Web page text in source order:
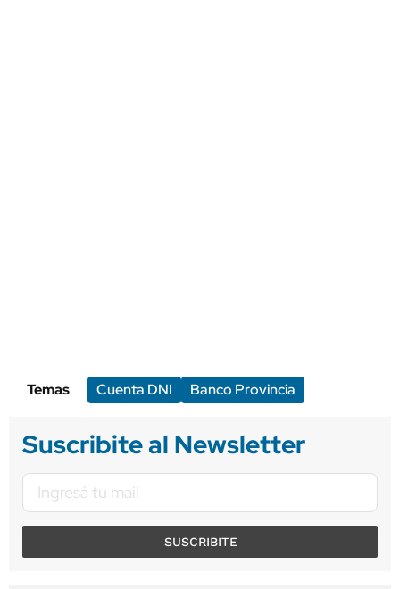
Temas Cuenta DNI Banco Provincia
Suscribite al Newsletter
SUSCRIBITE